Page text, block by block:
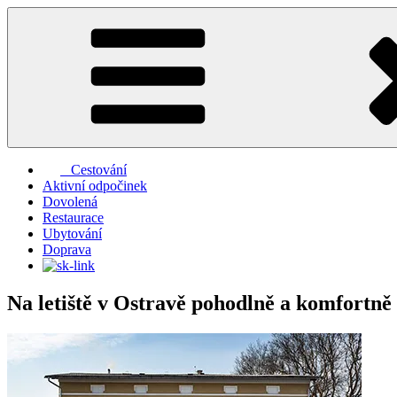
Přejít
Cestování
Aktivní odpočinek
Dovolená
Restaurace
Ubytování
Doprava
Na letiště v Ostravě pohodlně a komfortně